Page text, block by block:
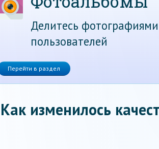
Делитесь
пользователей
Перейти в раздел
Как изменилось